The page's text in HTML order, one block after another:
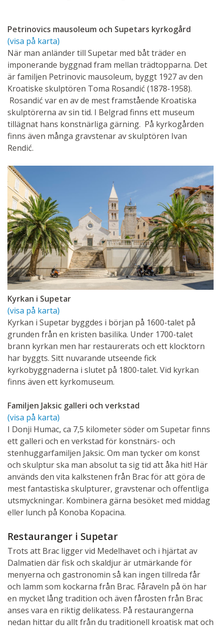
Petrinovics mausoleum och Supetars kyrkogård
(visa på karta)
När man anländer till Supetar med båt träder en
imponerande byggnad fram mellan trädtopparna. Det
är familjen Petrinovic mausoleum, byggt 1927 av den
Kroatiske skulptören Toma Rosandić (1878-1958).
Rosandić var en av de mest framstående Kroatiska
skulptörerna av sin tid. I Belgrad finns ett museum
tillägnat hans konstnärliga gärning. På kyrkogården
finns även många gravstenar av skulptören Ivan
Rendić.
Kyrkan i Supetar
(visa på karta)
Kyrkan i Supetar byggdes i början på 1600-talet på
grunden från en kristen basilika. Under 1700-talet
brann kyrkan men har restaurerats och ett klocktorn
har byggts. Sitt nuvarande utseende fick
kyrkobyggnaderna i slutet på 1800-talet. Vid kyrkan
finns även ett kyrkomuseum.
Familjen Jaksic galleri och verkstad
(visa på karta)
I Donji Humac, ca 7,5 kilometer söder om Supetar finns
ett galleri och en verkstad för konstnärs- och
stenhuggarfamiljen Jaksic. Om man tycker om konst
och skulptur ska man absolut ta sig tid att åka hit! Här
används den vita kalkstenen från Brac för att göra de
mest fantastiska skulpturer, gravstenar och offentliga
utsmyckningar. Kombinera gärna besöket med middag
eller lunch på Konoba Kopacina.
Restauranger i Supetar
Trots att Brac ligger vid Medelhavet och i hjärtat av
Dalmatien där fisk och skaldjur är utmärkande för
menyerna och gastronomin så kan ingen tillreda får
och lamm som kockarna från Brac. Fåraveln på ön har
en mycket lång tradition och även fårosten från Brac
anses vara en riktig delikatess. På restaurangerna
nedan hittar du allt från du traditionell kroatisk mat och